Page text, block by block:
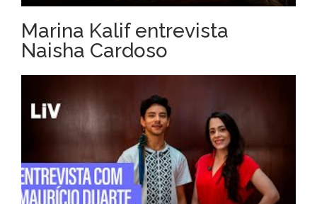
Marina Kalif entrevista
Naisha Cardoso